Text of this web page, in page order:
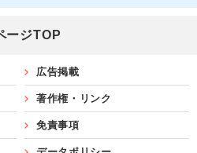
ージTOP
広告掲載
著作権・リンク
免責事項